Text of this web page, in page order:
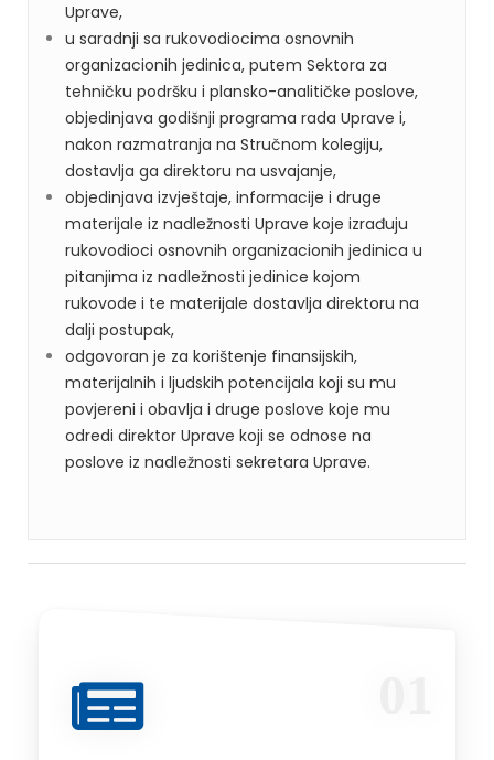
Uprave,
u saradnji sa rukovodiocima osnovnih
organizacionih jedinica, putem Sektora za
tehničku podršku i plansko-analitičke poslove,
objedinjava godišnji programa rada Uprave i,
nakon razmatranja na Stručnom kolegiju,
dostavlja ga direktoru na usvajanje,
objedinjava izvještaje, informacije i druge
materijale iz nadležnosti Uprave koje izrađuju
rukovodioci osnovnih organizacionih jedinica u
pitanjima iz nadležnosti jedinice kojom
rukovode i te materijale dostavlja direktoru na
dalji postupak,
odgovoran je za korištenje finansijskih,
materijalnih i ljudskih potencijala koji su mu
povjereni i obavlja i druge poslove koje mu
odredi direktor Uprave koji se odnose na
poslove iz nadležnosti sekretara Uprave.